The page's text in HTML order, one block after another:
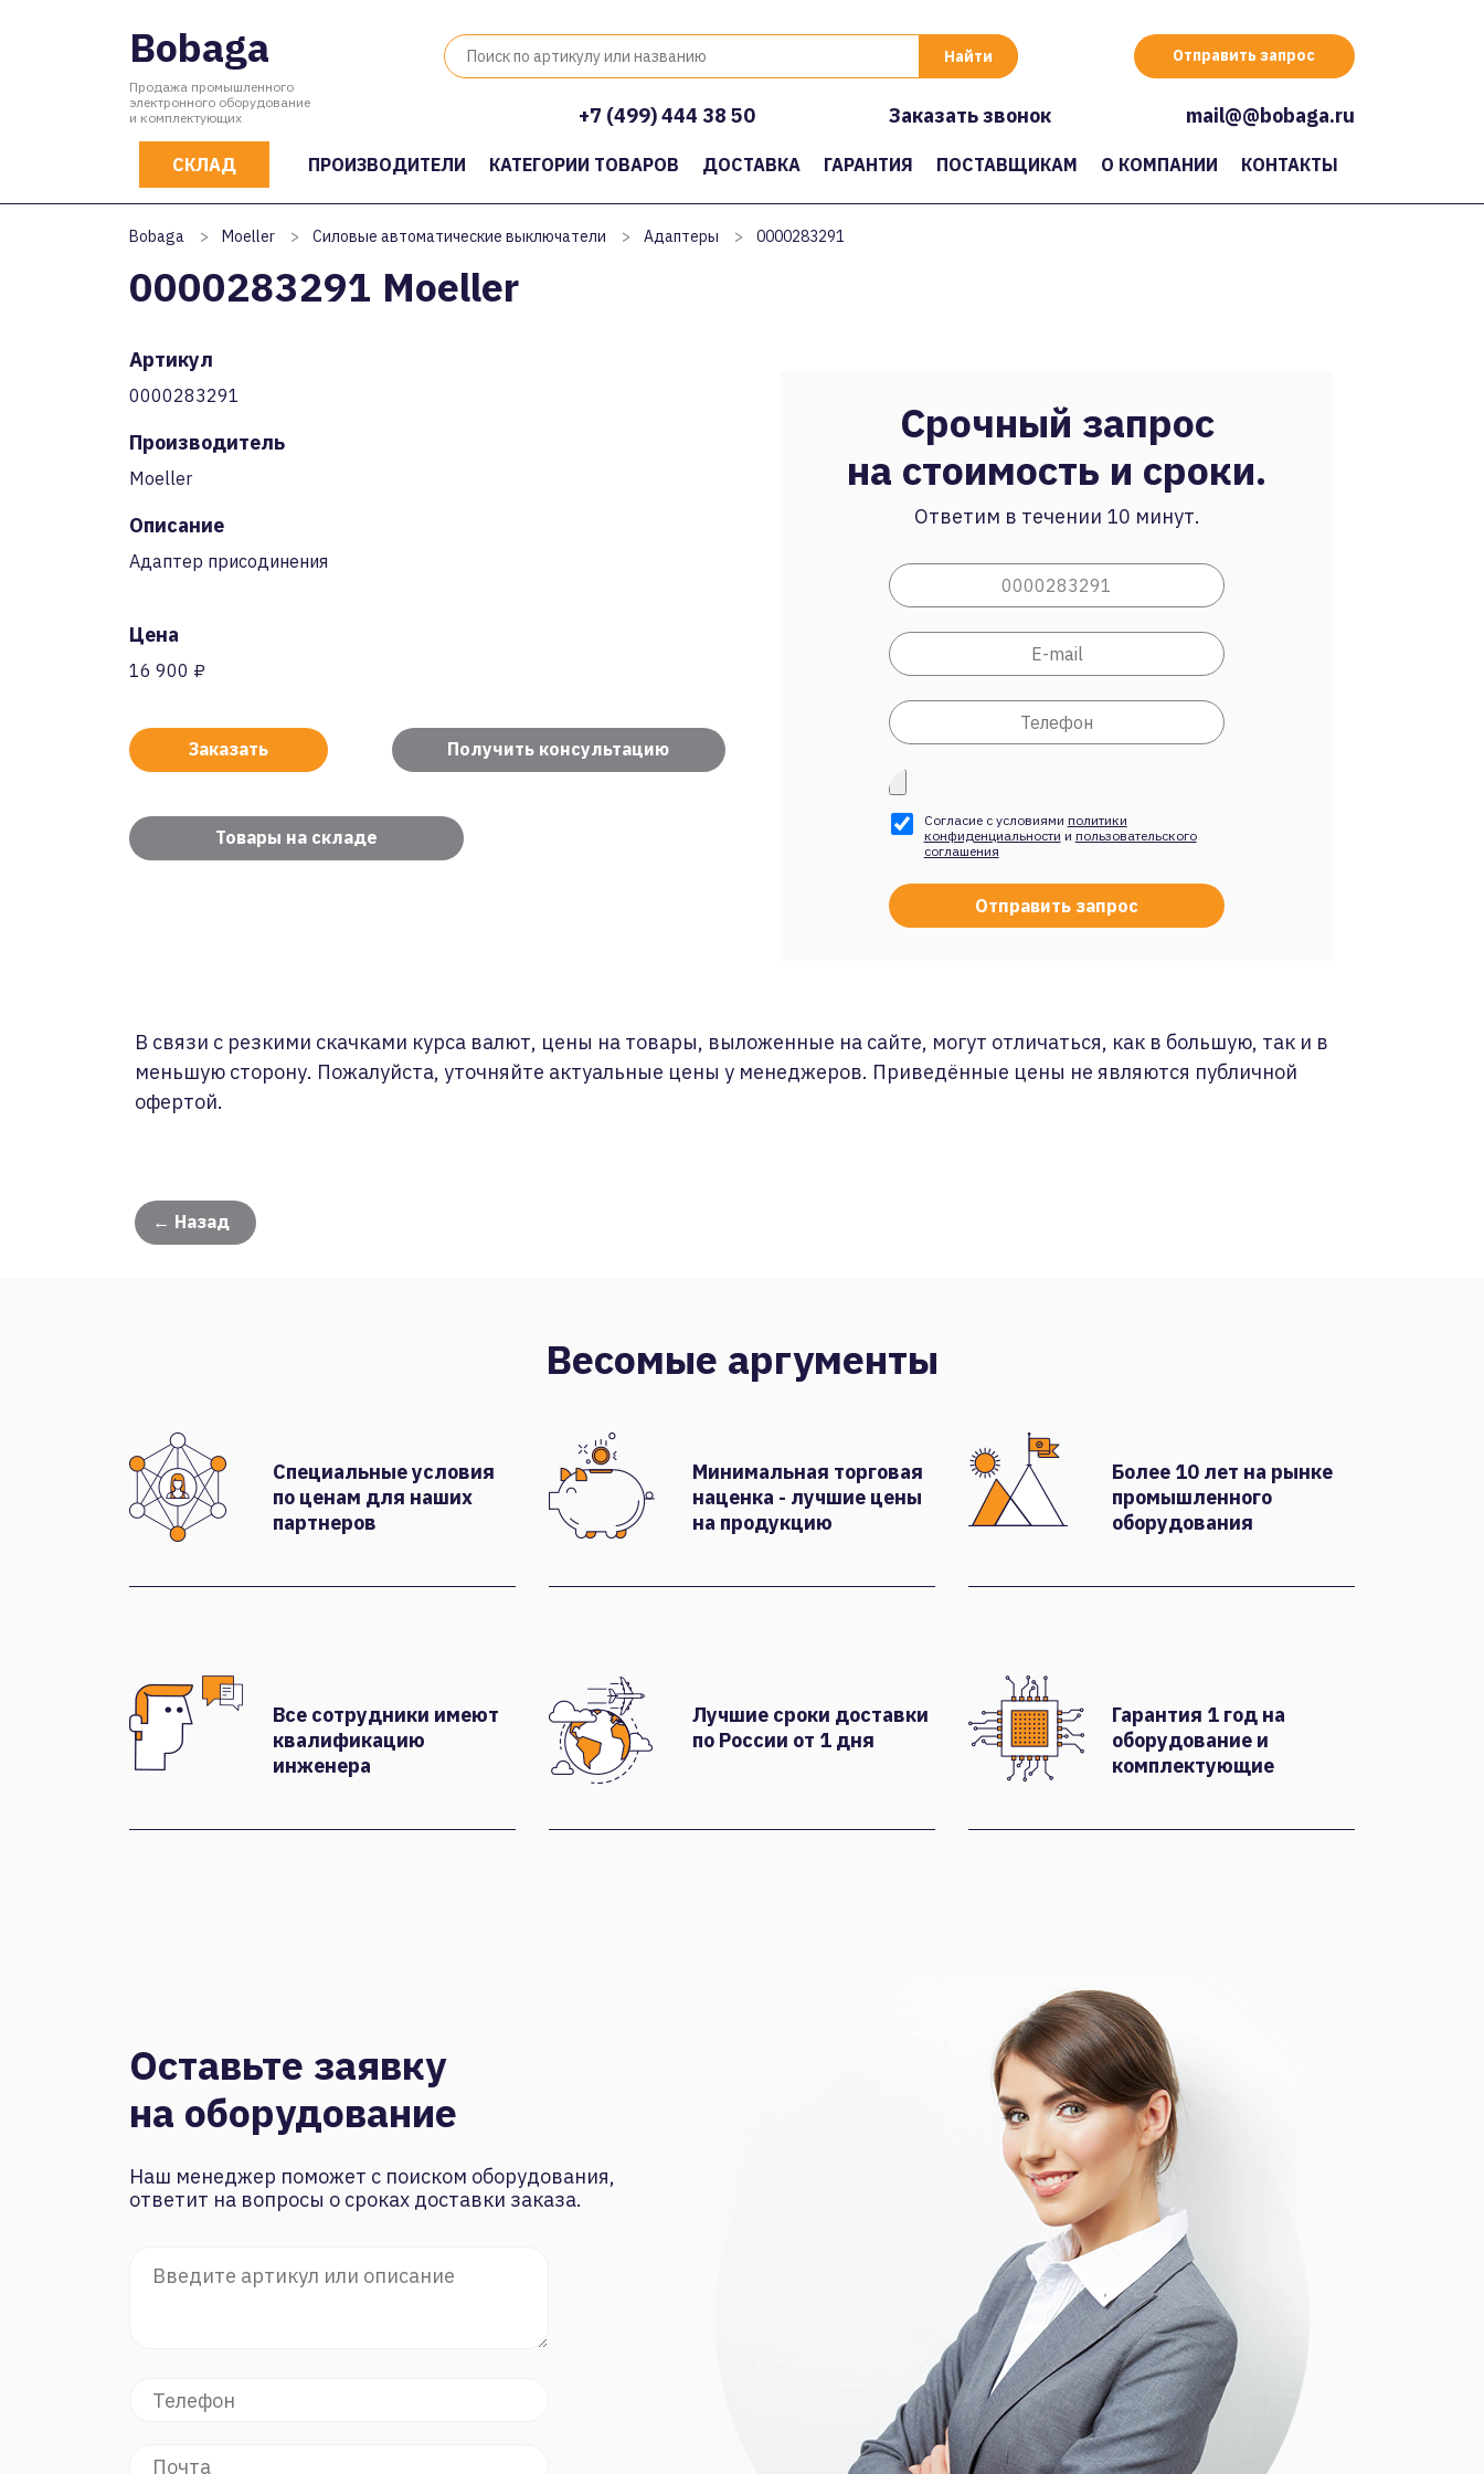
Bobaga
Продажа промышленного
электронного оборудование
и комплектующих
Отправить запрос
+7 (499) 444 38 50 Заказать звонок mail@@bobaga.ru
СКЛАД ПРОИЗВОДИТЕЛИ КАТЕГОРИИ ТОВАРОВ ДОСТАВКА ГАРАНТИЯ ПОСТАВЩИКАМ О КОМПАНИИ КОНТАКТЫ
Bobaga > Moeller > Силовые автоматические выключатели > Адаптеры > 0000283291
0000283291 Moeller
Артикул
0000283291
Производитель
Moeller
Описание
Адаптер присодинения
Цена
16 900 ₽
Заказать Получить консультацию
Товары на складе
Срочный запрос
на стоимость и сроки.
Ответим в течении 10 минут.
Согласие с условиями политики
конфиденциальности и пользовательского
соглашения
В связи с резкими скачками курса валют, цены на товары, выложенные на сайте, могут отличаться, как в большую, так и в
меньшую сторону. Пожалуйста, уточняйте актуальные цены у менеджеров. Приведённые цены не являются публичной
офертой.
← Назад
Весомые аргументы
Специальные условия
по ценам для наших
партнеров
Минимальная торговая
наценка - лучшие цены
на продукцию
Более 10 лет на рынке
промышленного
оборудования
Все сотрудники имеют
квалификацию
инженера
Лучшие сроки доставки
по России от 1 дня
Гарантия 1 год на
оборудование и
комплектующие
Оставьте заявку
на оборудование
Наш менеджер поможет с поиском оборудования,
ответит на вопросы о сроках доставки заказа.